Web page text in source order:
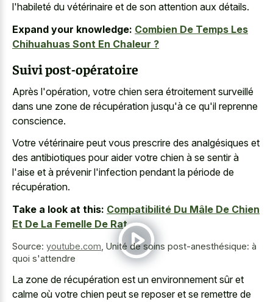
l'habileté du vétérinaire et de son attention aux détails.
Expand your knowledge: Combien De Temps Les
Chihuahuas Sont En Chaleur ?
Suivi post-opératoire
Après l'opération, votre chien sera étroitement surveillé
dans une zone de récupération jusqu'à ce qu'il reprenne
conscience.
Votre vétérinaire peut vous prescrire des analgésiques et
des antibiotiques pour aider votre chien à se sentir à
l'aise et à prévenir l'infection pendant la période de
récupération.
Take a look at this: Compatibilité Du Mâle De Chien
Et De La Femelle De Rat
Source: youtube.com Unité de soins post-anesthésique: à
quoi s'attendre
La zone de récupération est un environnement sûr et
calme où votre chien peut se reposer et se remettre de